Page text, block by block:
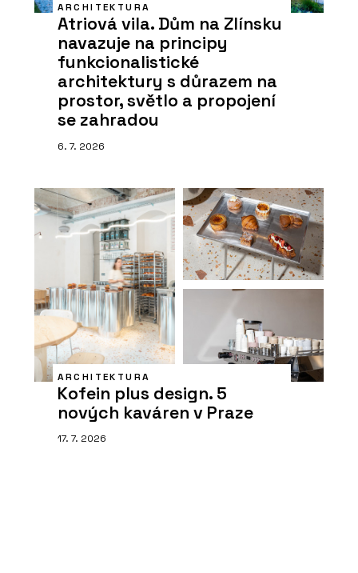
ARCHITEKTURA
Atriová vila. Dům na Zlínsku
navazuje na principy
funkcionalistické
architektury s důrazem na
prostor, světlo a propojení
se zahradou
6. 7. 2026
ARCHITEKTURA
Kofein plus design. 5
nových kaváren v Praze
17. 7. 2026